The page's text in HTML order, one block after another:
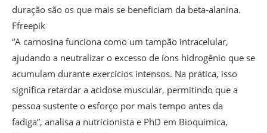
duração são os que mais se beneficiam da beta-alanina.
Ffreepik
“A carnosina funciona como um tampão intracelular,
ajudando a neutralizar o excesso de íons hidrogênio que se
acumulam durante exercícios intensos. Na prática, isso
significa retardar a acidose muscular, permitindo que a
pessoa sustente o esforço por mais tempo antes da
fadiga”, analisa a nutricionista e PhD em Bioquímica,